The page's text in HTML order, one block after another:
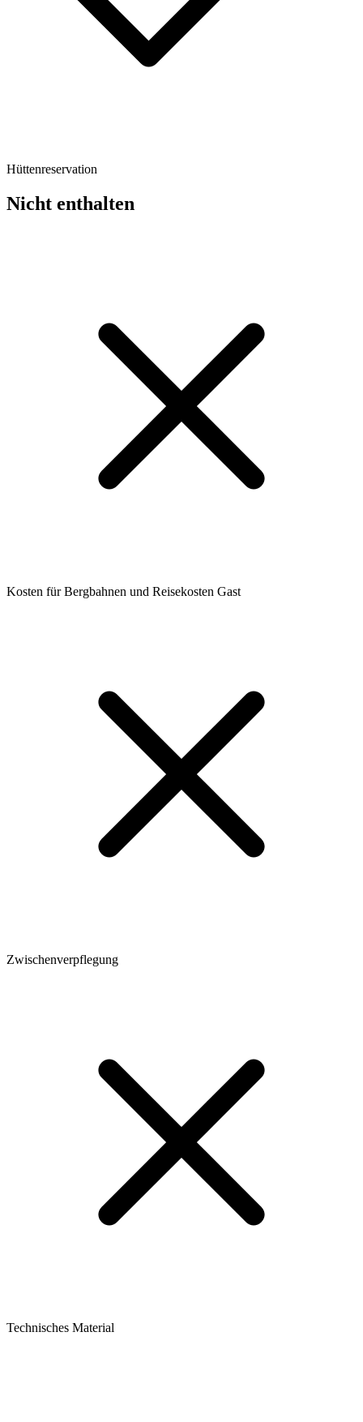
Hüttenreservation
Nicht enthalten
Kosten für Bergbahnen und Reisekosten Gast
Zwischenverpflegung
Technisches Material